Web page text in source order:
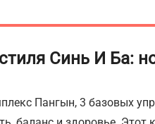
Синь И Ба:
Пангын, 3 базовых